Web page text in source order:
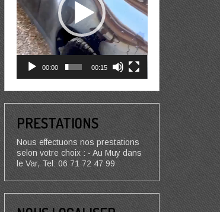
00:00 00:15
PRESTATIONS
Nous effectuons nos prestations
selon votre choix : - Au Muy dans
le Var, Tel: 06 71 72 47 99